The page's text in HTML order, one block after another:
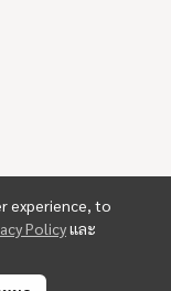
experience, to
Policyและ